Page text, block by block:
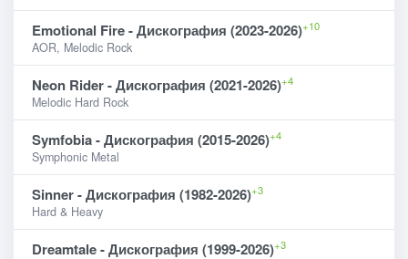
Emotional Fire - Дискография (2023-2026)+10
AOR, Melodic Rock
Neon Rider - Дискография (2021-2026)+4
Melodic Hard Rock
Symfobia - Дискография (2015-2026)+4
Symphonic Metal
Sinner - Дискография (1982-2026)+3
Hard & Heavy
Dreamtale - Дискография (1999-2026)+3